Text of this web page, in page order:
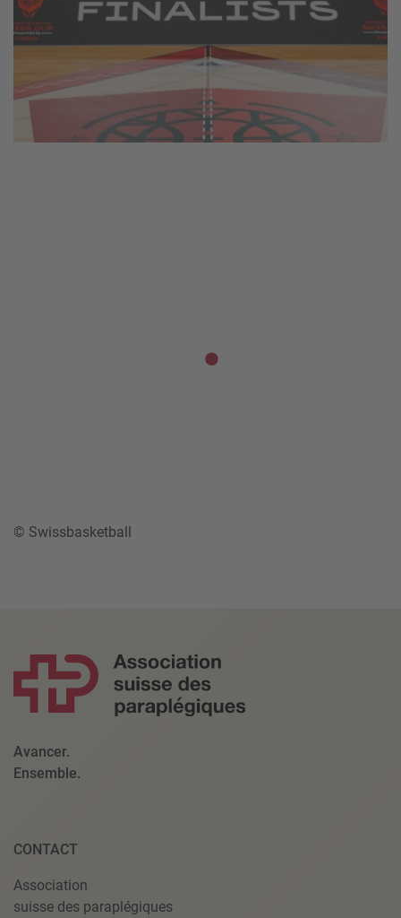
© Swissbasketball
Avancer.
Ensemble.
CONTACT
Association
suisse des paraplégiques